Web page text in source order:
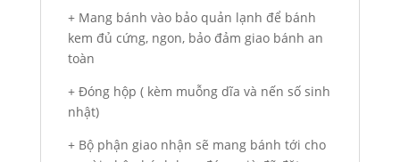
+ Mang bánh vào bảo quản lạnh để bánh
kem đủ cứng, ngon, bảo đảm giao bánh an
toàn
+ Đóng hộp ( kèm muỗng dĩa và nến số sinh
nhật)
+ Bộ phận giao nhận sẽ mang bánh tới cho